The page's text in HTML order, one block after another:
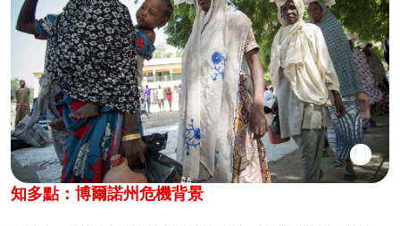
知多點：博爾諾州危機背景